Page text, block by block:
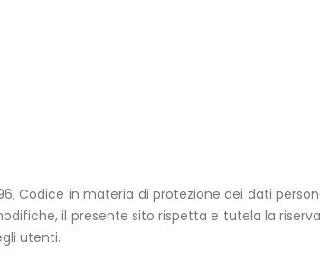
Codice in materia di protezione dei dati
il presente sito rispetta e tutela la
utenti.